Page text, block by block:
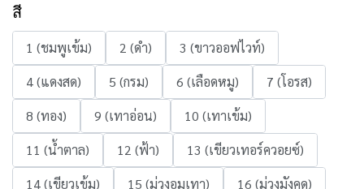
สี
1 (ชมพูเข้ม) 2 (ดำ)
3 (ขาวออฟไวท์)
4 (แดงสด)
5 (กรม) 6 (เลือดหมู)
7 (โอรส)
8 (ทอง)
9 (เทาอ่อน)
10 (เทาเข้ม)
11 (น้ำตาล)
12 (ฟ้า)
13 (เขียวเทอร์ควอยซ์)
14 (เขียวเข้ม)
15 (ม่วงอมเทา)
16 (ม่วงมังคุด)